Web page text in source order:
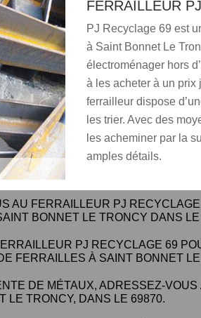
FERRAILLEUR
PJ Recyclage 69 est
à Saint Bonnet Le
électroménager hors
à les acheter à un prix
ferrailleur dispose
les trier. Avec des
les acheminer par la
amples détails.
AU FERRAILLEUR PJ
BONNET LE TRONCY DANS
PJ RECYCLAGE 69
FERRAILLES À SAINT BONNET
DE MÉTAUX, ADRESSEZ-
LE TRONCY, DANS LE 69870.